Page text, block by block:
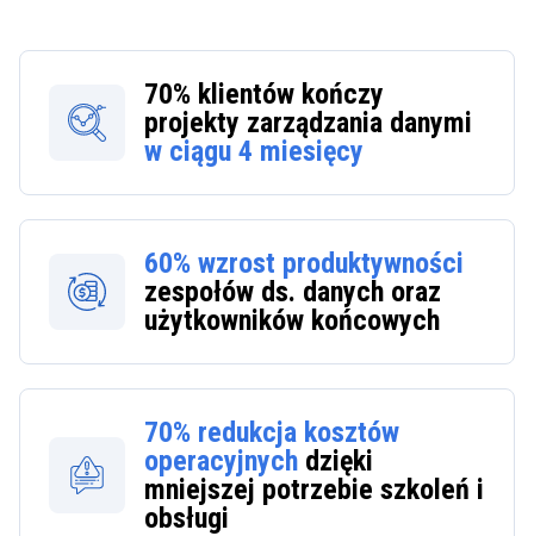
70% klientów kończy
projekty zarządzania danymi
w ciągu 4 miesięcy
60% wzrost produktywności
zespołów ds. danych oraz
użytkowników końcowych
70% redukcja kosztów
operacyjnych dzięki
mniejszej potrzebie szkoleń i
obsługi